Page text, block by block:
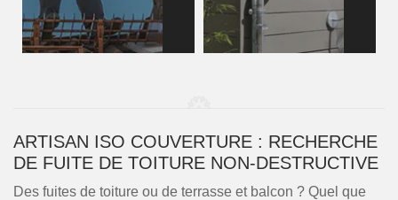
ARTISAN ISO COUVERTURE : RECHERCHE
DE FUITE DE TOITURE NON-DESTRUCTIVE
Des fuites de toiture ou de terrasse et balcon ? Quel que